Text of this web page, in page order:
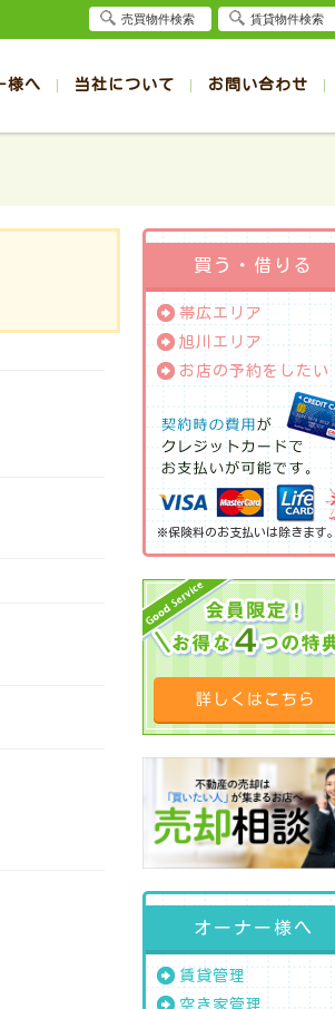
貸アパート
帯広の1DK～1LDK賃貸
帯広の2K～2LDK賃貸
帯広の3K～3LDK賃貸
帯広の4K以上賃貸
貸アパート
旭川の1DK～1LDK賃貸
旭川の2K～2LDK賃貸
旭川の3K～3LDK賃貸
旭川の4K以上賃貸
様へ 当社について お問い合わせ
買う・借りる
帯広エリア
旭川エリア
お店の予約をしたい
※保険料のお支払いは除きます。
オーナー様へ
賃貸管理
空き家管理
売買物件検索 賃貸物件検索